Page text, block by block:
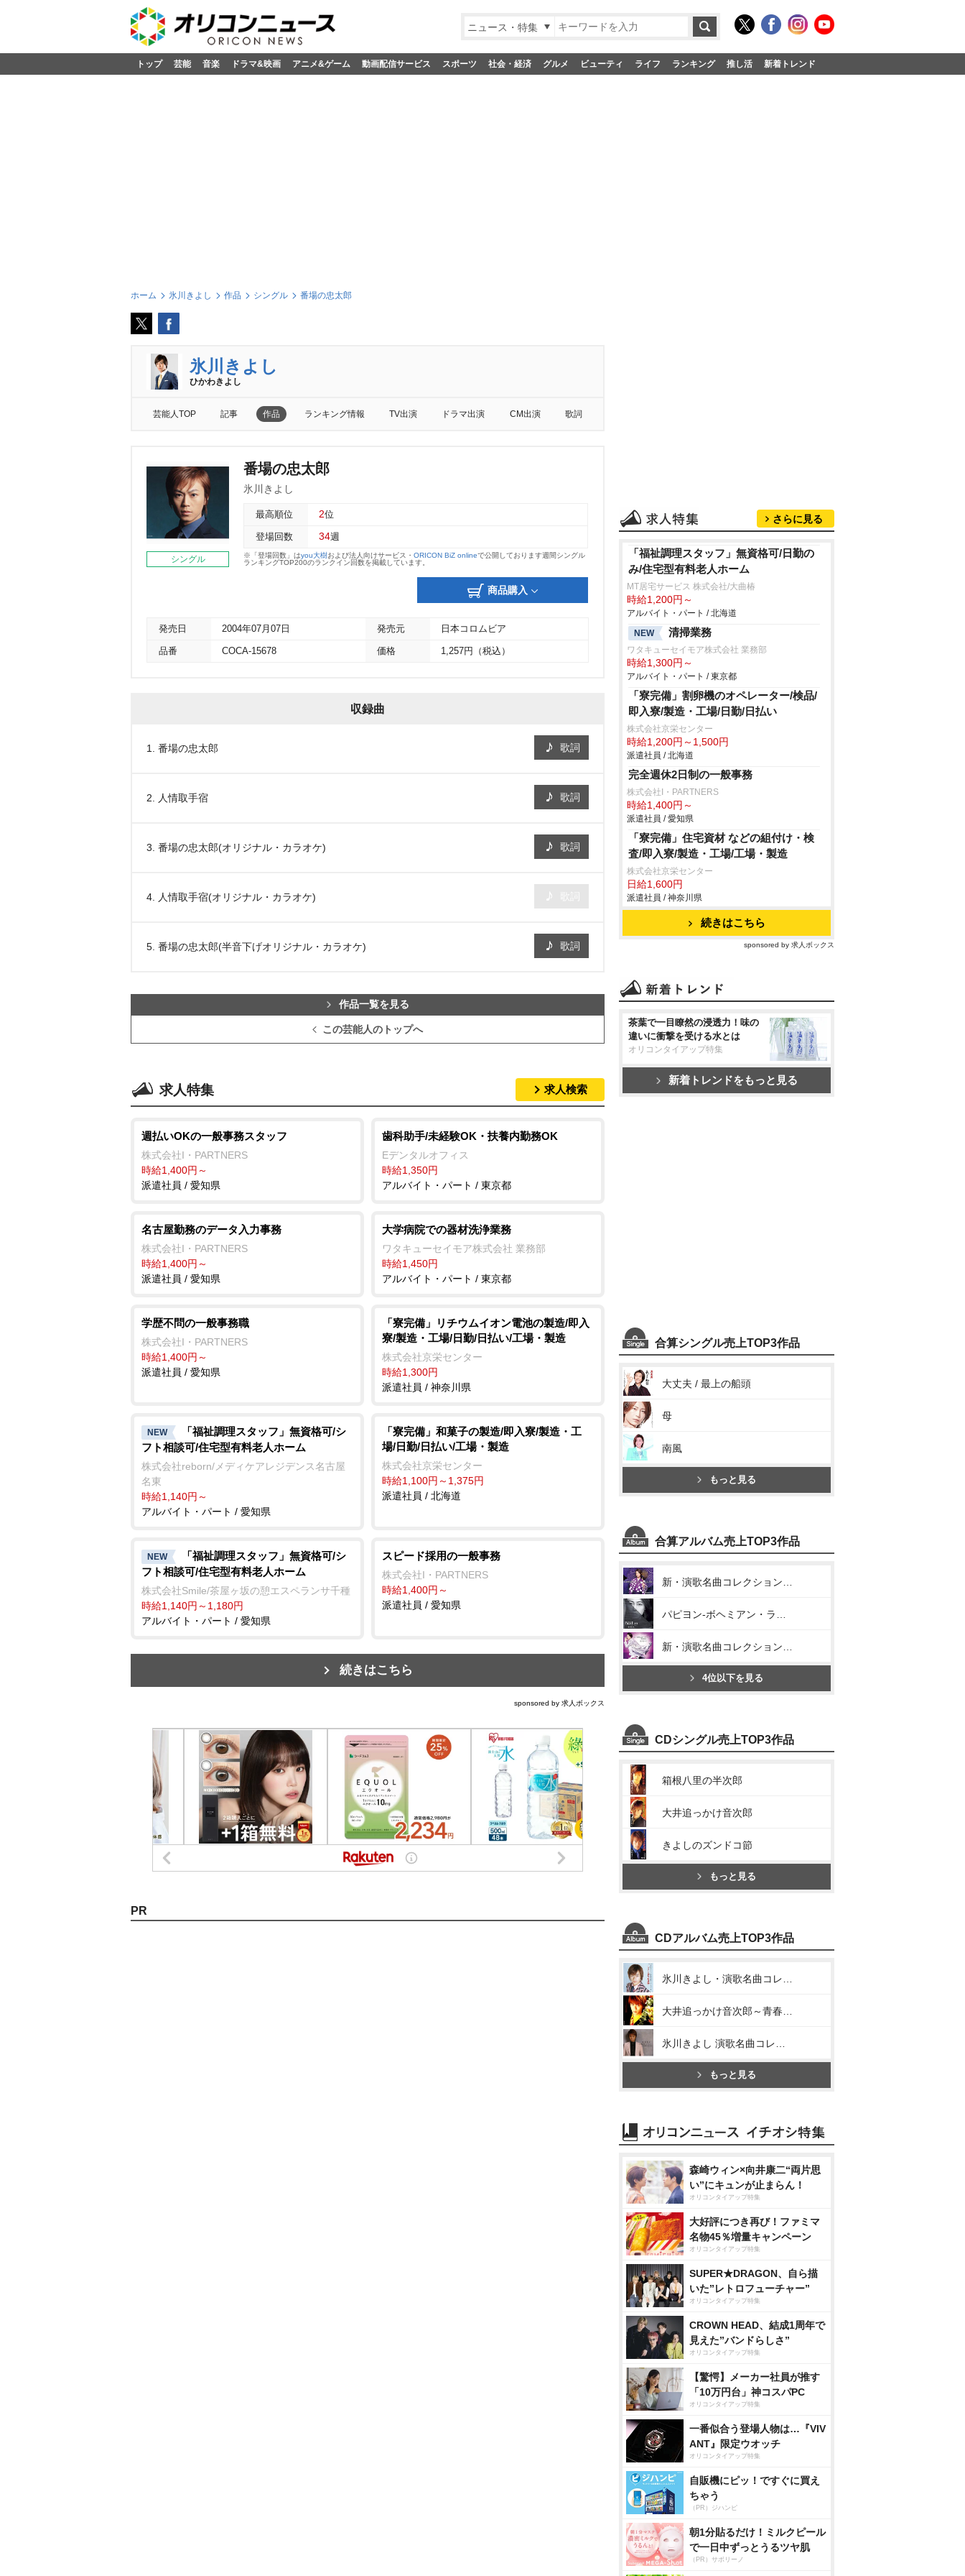
ニュース・特集
トップ 芸能 音楽 ドラマ&映画 アニメ&ゲーム 動画配信サービス スポーツ 社会・経済 グルメ ビューティ ライフ ランキング 推し活 新着トレンド
ホーム 氷川きよし 作品 シングル 番場の忠太郎
氷川きよし
ひかわきよし
芸能人TOP 記事 作品 ランキング情報 TV出演 ドラマ出演 CM出演 歌詞
シングル
番場の忠太郎
氷川きよし
最高順位 2位
登場回数 34週
※「登場回数」はyou大樹および法人向けサービス・ ORICON BiZ onlineで公開しております週間シングル
ランキングTOP200のランクイン回数を掲載しています。
商品購入
発売日 2004年07月07日 発売元 日本コロムビア
品番 COCA-15678 価格 1,257円（税込）
収録曲
1. 番場の忠太郎 歌詞
2. 人情取手宿 歌詞
3. 番場の忠太郎(オリジナル・カラオケ) 歌詞
4. 人情取手宿(オリジナル・カラオケ)
5. 番場の忠太郎(半音下げオリジナル・カラオケ) 歌詞
作品一覧を見る
この芸能人のトップへ
求人特集 求人検索
週払いOKの一般事務スタッフ
株式会社I・PARTNERS
時給1,400円～
派遣社員 / 愛知県
歯科助手/未経験OK・扶養内勤務OK
Eデンタルオフィス
時給1,350円
アルバイト・パート / 東京都
名古屋勤務のデータ入力事務
株式会社I・PARTNERS
時給1,400円～
派遣社員 / 愛知県
大学病院での器材洗浄業務
ワタキューセイモア株式会社 業務部
時給1,450円
アルバイト・パート / 東京都
学歴不問の一般事務職
株式会社I・PARTNERS
時給1,400円～
派遣社員 / 愛知県
「寮完備」リチウムイオン電池の製造/即入
寮/製造・工場/日勤/日払い/工場・製造
株式会社京栄センター
時給1,300円
派遣社員 / 神奈川県
NEW
「福祉調理スタッフ」無資格可/シ
フト相談可/住宅型有料老人ホーム
株式会社reborn/メディケアレジデンス名古屋
名東
時給1,140円～
アルバイト・パート / 愛知県
「寮完備」和菓子の製造/即入寮/製造・工
場/日勤/日払い/工場・製造
株式会社京栄センター
時給1,100円～1,375円
派遣社員 / 北海道
NEW
「福祉調理スタッフ」無資格可/シ
フト相談可/住宅型有料老人ホーム
株式会社Smile/茶屋ヶ坂の憩エスペランサ千種
時給1,140円～1,180円
アルバイト・パート / 愛知県
スピード採用の一般事務
株式会社I・PARTNERS
時給1,400円～
派遣社員 / 愛知県
続きはこちら
sponsored by 求人ボックス
PR
さらに見る
「福祉調理スタッフ」無資格可/日勤の
み/住宅型有料老人ホーム
MT居宅サービス 株式会社/大曲椿
時給1,200円～
アルバイト・パート / 北海道
NEW
清掃業務
ワタキューセイモア株式会社 業務部
時給1,300円～
アルバイト・パート / 東京都
「寮完備」割卵機のオペレーター/検品/
即入寮/製造・工場/日勤/日払い
株式会社京栄センター
時給1,200円～1,500円
派遣社員 / 北海道
完全週休2日制の一般事務
株式会社I・PARTNERS
時給1,400円～
派遣社員 / 愛知県
「寮完備」住宅資材 などの組付け・検
査/即入寮/製造・工場/工場・製造
株式会社京栄センター
日給1,600円
派遣社員 / 神奈川県
続きはこちら
sponsored by 求人ボックス
茶葉で一目瞭然の浸透力！味の
違いに衝撃を受ける水とは
オリコンタイアップ特集
新着トレンドをもっと見る
合算シングル売上TOP3作品
大丈夫 / 最上の船頭
母
南風
もっと見る
合算アルバム売上TOP3作品
4位以下を見る
CDシングル売上TOP3作品
箱根八里の半次郎
大井追っかけ音次郎
きよしのズンドコ節
もっと見る
CDアルバム売上TOP3作品
もっと見る
森崎ウィン×向井康二“両片思
い”にキュンが止まらん！
オリコンタイアップ特集
大好評につき再び！ファミマ
名物45％増量キャンペーン
オリコンタイアップ特集
SUPER★DRAGON、自ら描
いた”レトロフューチャー”
オリコンタイアップ特集
CROWN HEAD、結成1周年で
見えた”バンドらしさ”
オリコンタイアップ特集
【驚愕】メーカー社員が推す
「10万円台」神コスパPC
オリコンタイアップ特集
一番似合う登場人物は…『VIV
ANT』限定ウオッチ
オリコンタイアップ特集
自販機にピッ！ですぐに買え
ちゃう
（PR）ジハンピ
朝1分貼るだけ！ミルクピール
で一日中ずっとうるツヤ肌
（PR）サボリーノ